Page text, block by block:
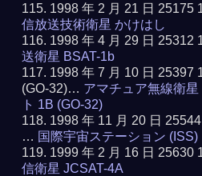
1998 年 2 月 21 日
信放送技術衛星 かけはし
1998 年 4 月 29 日 25312
送衛星 BSAT-1b
1998 年 7 月 10 日 25397
(GO-32)… アマチュア無線衛
ト 1B (GO-32)
1998 年 11 月 20 日
… 国際宇宙ステーション (ISS)
1999 年 2 月 16 日
信衛星 JCSAT-4A